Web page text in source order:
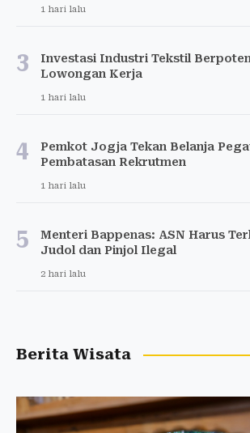
1 hari lalu
3
Investasi Industri Tekstil
Lowongan Kerja
1 hari lalu
4
Pemkot Jogja Tekan Belanja
Pembatasan Rekrutmen
1 hari lalu
5
Menteri Bappenas: ASN Harus
Judol dan Pinjol Ilegal
2 hari lalu
Berita Wisata